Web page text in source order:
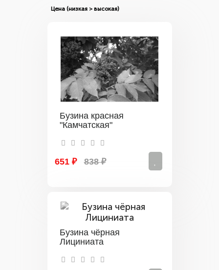
Бузина красная
"Камчатская"
651 ₽ 838 ₽
Бузина чёрная
Лициниата